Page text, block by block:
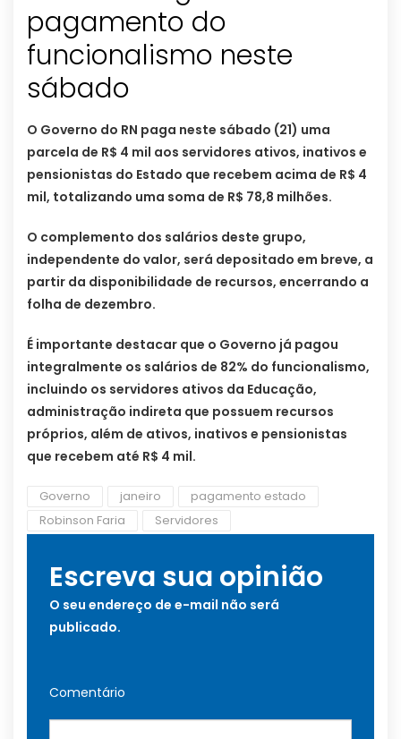
pagamento do
funcionalismo neste
sábado
O Governo do RN paga neste sábado (21) uma
parcela de R$ 4 mil aos servidores ativos, inativos e
pensionistas do Estado que recebem acima de R$ 4
mil, totalizando uma soma de R$ 78,8 milhões.
O complemento dos salários deste grupo,
independente do valor, será depositado em breve, a
partir da disponibilidade de recursos, encerrando a
folha de dezembro.
É importante destacar que o Governo já pagou
integralmente os salários de 82% do funcionalismo,
incluindo os servidores ativos da Educação,
administração indireta que possuem recursos
próprios, além de ativos, inativos e pensionistas
que recebem até R$ 4 mil.
Governo janeiro
pagamento estado
Robinson Faria
Servidores
Escreva sua opinião
O seu endereço de e-mail não será
publicado.
Comentário